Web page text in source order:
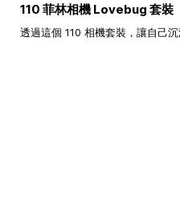
110 菲林相機 Lovebug 套裝
透過這個 110 相機套裝，讓自己